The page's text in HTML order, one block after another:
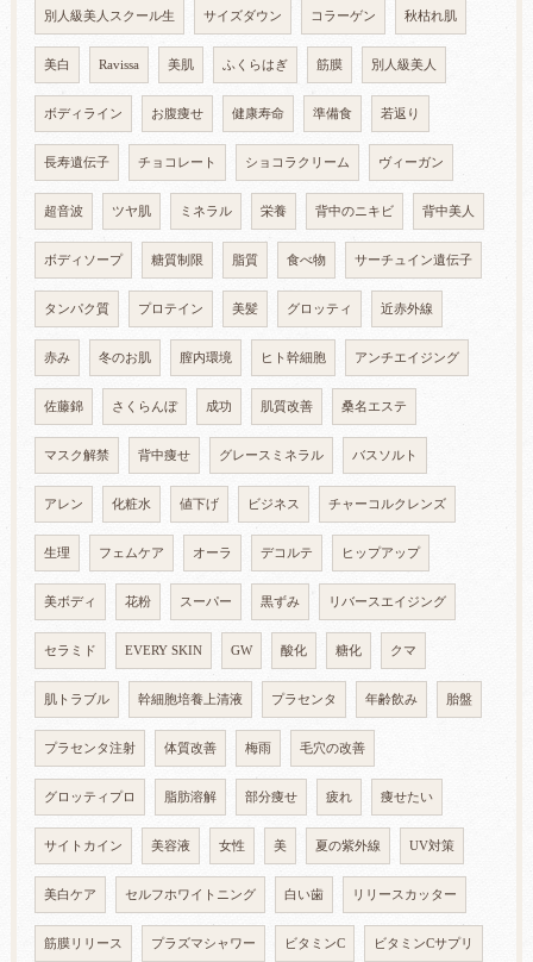
別人級美人スクール生 サイズダウン コラーゲン 秋枯れ肌
美白 Ravissa 美肌 ふくらはぎ 筋膜 別人級美人
ボディライン お腹痩せ 健康寿命 準備食 若返り
長寿遺伝子 チョコレート ショコラクリーム ヴィーガン
超音波 ツヤ肌 ミネラル 栄養 背中のニキビ 背中美人
ボディソープ 糖質制限 脂質 食べ物 サーチュイン遺伝子
タンパク質 プロテイン 美髪 グロッティ 近赤外線
赤み 冬のお肌 膣内環境 ヒト幹細胞 アンチエイジング
佐藤錦 さくらんぼ 成功 肌質改善 桑名エステ
マスク解禁 背中痩せ グレースミネラル バスソルト
アレン 化粧水 値下げ ビジネス チャーコルクレンズ
生理 フェムケア オーラ デコルテ ヒップアップ
美ボディ 花粉 スーパー 黒ずみ リバースエイジング
セラミド EVERY SKIN GW 酸化 糖化 クマ
肌トラブル 幹細胞培養上清液 プラセンタ 年齢飲み 胎盤
プラセンタ注射 体質改善 梅雨 毛穴の改善
グロッティプロ 脂肪溶解 部分痩せ 疲れ 痩せたい
サイトカイン 美容液 女性 美 夏の紫外線 UV対策
美白ケア セルフホワイトニング 白い歯 リリースカッター
筋膜リリース プラズマシャワー ビタミンC ビタミンCサプリ